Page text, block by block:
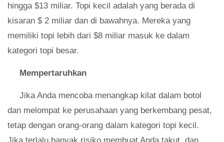
hingga $13 miliar. Topi kecil adalah yang berada di
kisaran $ 2 miliar dan di bawahnya. Mereka yang
memiliki topi lebih dari $8 miliar masuk ke dalam
kategori topi besar.
Mempertaruhkan
Jika Anda mencoba menangkap kilat dalam botol
dan melompat ke perusahaan yang berkembang pesat,
tetap dengan orang-orang dalam kategori topi kecil.